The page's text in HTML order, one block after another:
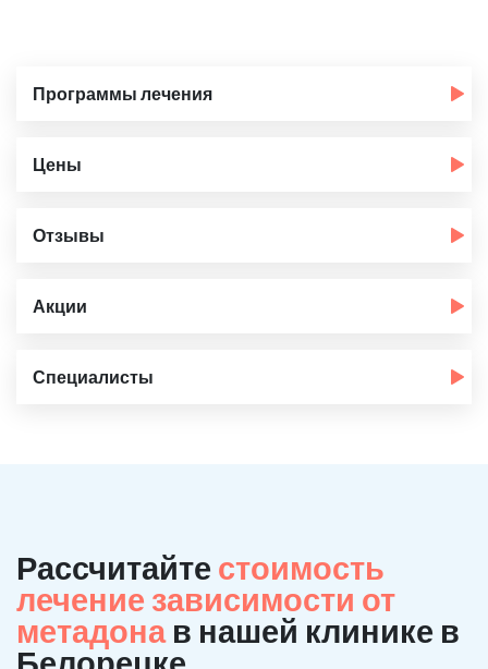
Программы лечения
Цены
Отзывы
Акции
Специалисты
Рассчитайте стоимость
лечение зависимости от
метадона в нашей клинике в